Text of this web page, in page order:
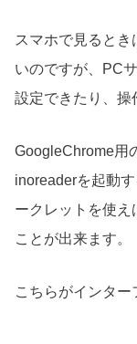
スマホで見ると
いのですが、PC
設定できたり、操
GoogleChrome用
inoreaderを起動
ークレットを使え
ことが出来ます。
こちらがインター